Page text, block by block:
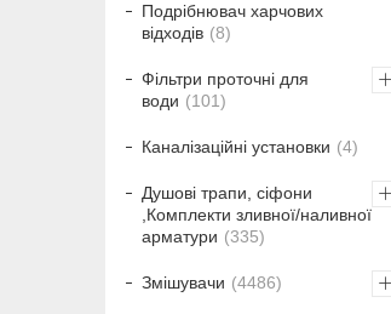
Подрібнювач харчових
відходів
8
Фільтри проточні для
води
101
Каналізаційні установки 4
Душові трапи, сіфони
,Комплекти зливної/наливної
арматури
335
Змішувачи 4486